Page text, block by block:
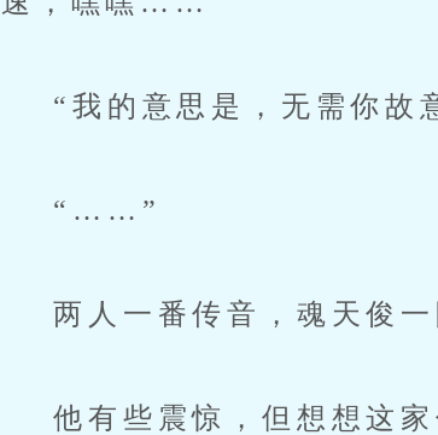
“我的意思是，无需你故
“……”
两人一番传音，魂天俊一
他有些震惊，但想想这家